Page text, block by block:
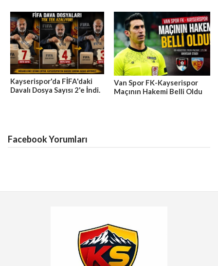
Kayserispor'da FİFA'daki
Davalı Dosya Sayısı 2'e İndi.
Van Spor FK-Kayserispor
Maçının Hakemi Belli Oldu
Facebook Yorumları